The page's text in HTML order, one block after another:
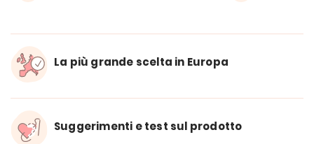
La più grande scelta in Europa
Suggerimenti e test sul prodotto